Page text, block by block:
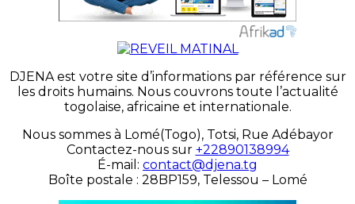
DJENA est votre site d’informations par référence sur
les droits humains. Nous couvrons toute l’actualité
togolaise, africaine et internationale.
Nous sommes à Lomé(Togo), Totsi, Rue Adébayor
Contactez-nous sur +22890138994
É-mail: contact@djena.tg
Boîte postale : 28BP159, Telessou – Lomé